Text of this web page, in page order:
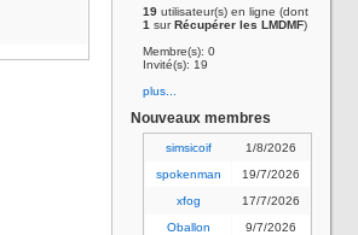
19 utilisateur(s) en ligne (dont
1 surRécupérer les LMDMF)
Membre(s): 0
Invité(s): 19
plus...
Nouveaux membres
simsicoif
1/8/2026
spokenman
19/7/2026
xfog
17/7/2026
Oballon
9/7/2026